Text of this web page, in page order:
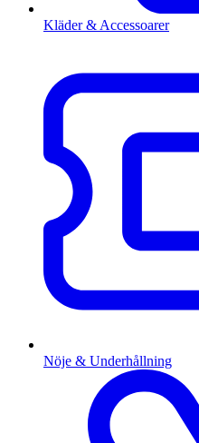
Kläder & Accessoarer
Nöje & Underhållning